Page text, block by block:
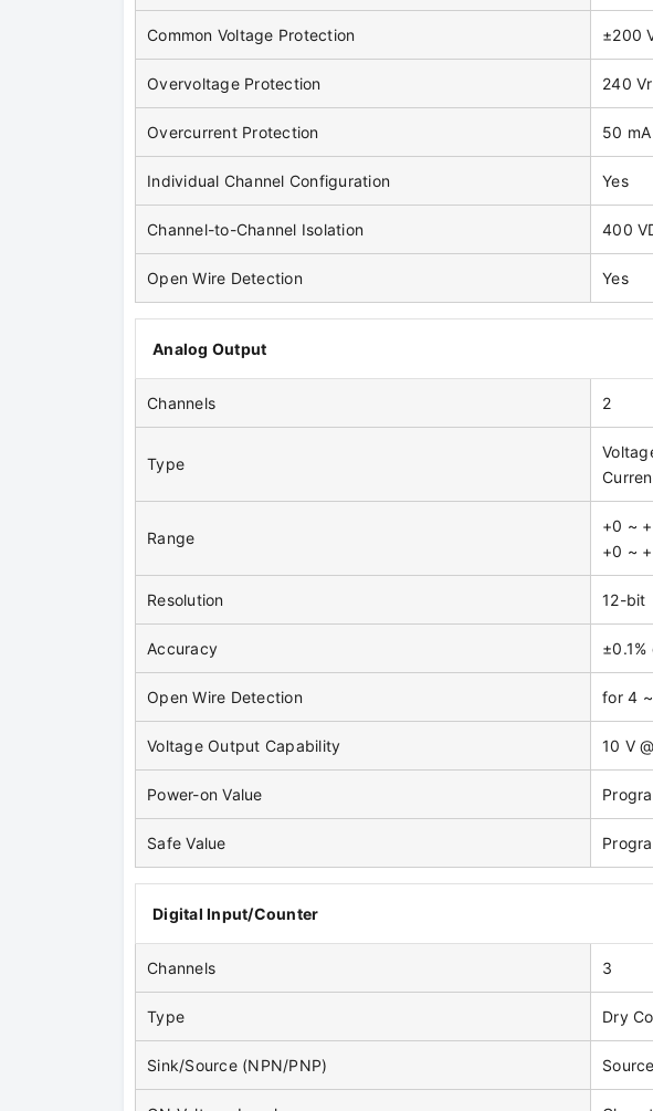
Common Voltage Protection ±200
Overvoltage Protection 240
Overcurrent Protection 50
Individual Channel Configuration Yes
Channel-to-Channel Isolation 400
Open Wire Detection Yes
Analog Output
Channels 2
Type
Range
+0 ~
+0 ~
Resolution 12-bit
Accuracy ±0.1%
Open Wire Detection for 4
Voltage Output Capability 10 V
Power-on Value
Safe Value
Digital Input/Counter
Channels 3
Type Dry
Sink/Source (NPN/PNP) Source